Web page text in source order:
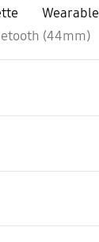
Wearable
(44mm)